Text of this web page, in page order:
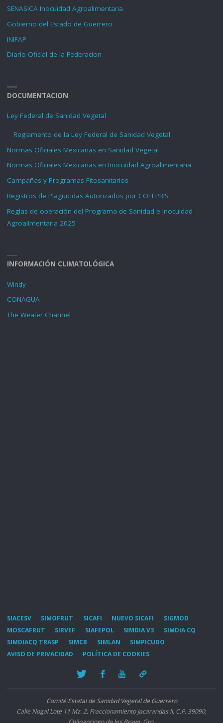
SENASICA Inocuidad Agroalimentaria
Gobierno del Estado de Guerrero
INIFAP
Diario Oficial de la Federacion
DOCUMENTACION
Ley Federal de Sanidad Vegetal
Reglamento de la Ley Federal de Sanidad Vegetal
Normas Oficiales Mexicanas en Sanidad Vegetal
Normas Oficiales Mexicanas en Inocuidad Agroalimentaria
Campañas y Programas Fitosanitarios
Registros de Plaguicidas Autorizados por COFEPRIS
Reglas de operación del Programa de Sanidad e Inocuidad
Agroalimentaria 2025
INFORMACIÓN CLIMATOLÓGICA
Windy
CONAGUA
The Weater Channel
SIACESV SIMOFRUT SICAFI NUEVO SICAFI
SIGMOD
MOSCAFRUT
SIRVEF SIAFEPOL SIMDIA V3
SIMDIA CQ
SIMDIACQ TRASP
SIMCB SIMLAN
SIMPICUDO
AVISO DE PRIVACIDAD
POLÍTICA DE COOKIES
Comité Estatal de Sanidad Vegetal de Guerrero
Calle Nogal Lote 11 Mz. 2, Fraccionamiento Jacarandas II, C.P. 39090,